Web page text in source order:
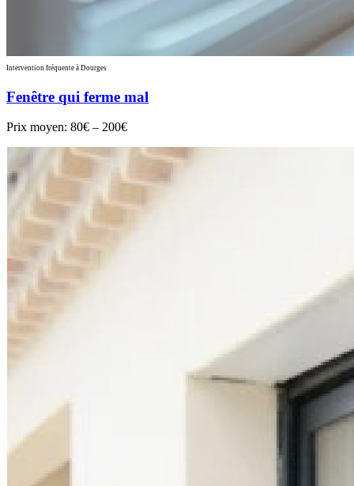
Intervention fréquente à Dourges
Fenêtre qui ferme mal
Prix moyen: 80€ – 200€